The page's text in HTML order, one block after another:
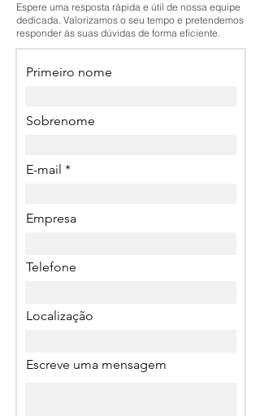
Espere uma resposta rápida e útil de nossa equipe
dedicada. Valorizamos o seu tempo e pretendemos
responder às suas dúvidas de forma eficiente.
Primeiro nome
Sobrenome
E-mail
Empresa
Telefone
Localização
Escreve uma mensagem